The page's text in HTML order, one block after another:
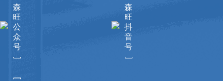
森
旺
公
众
号
]
森
旺
抖
音
号
]
[